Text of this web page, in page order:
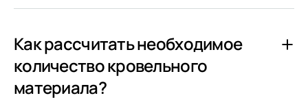
Как рассчитать необходимое
количество кровельного
материала?